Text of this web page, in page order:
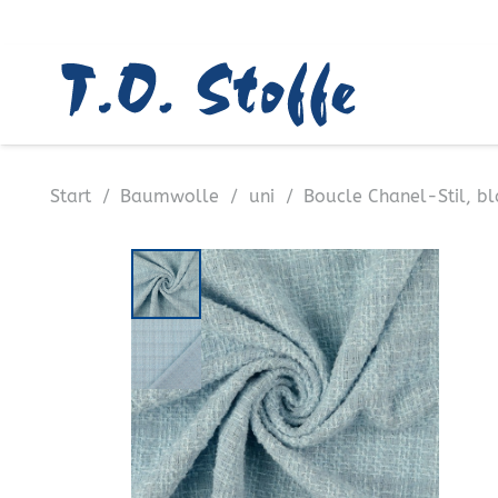
Start / Baumwolle / uni / Boucle Chanel-Stil,